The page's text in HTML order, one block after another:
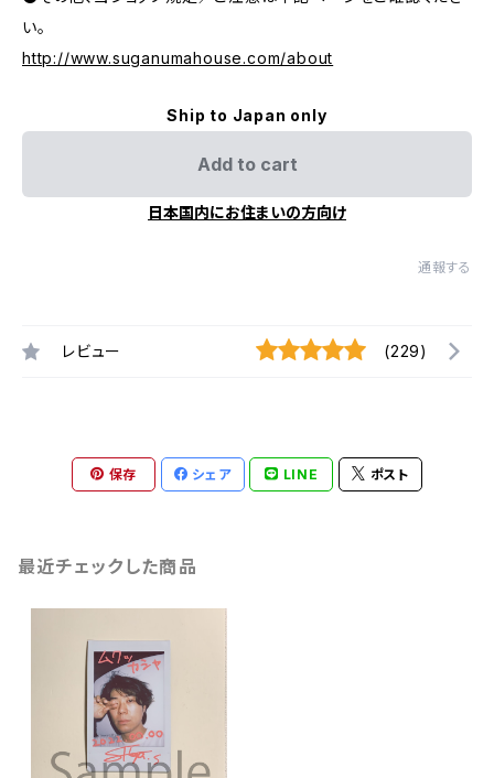
い。
http://www.suganumahouse.com/about
Ship to Japan only
Add to cart
日本国内にお住まいの方向け
通報する
レビュー (229)
保存 シェア LINE ポスト
最近チェックした商品